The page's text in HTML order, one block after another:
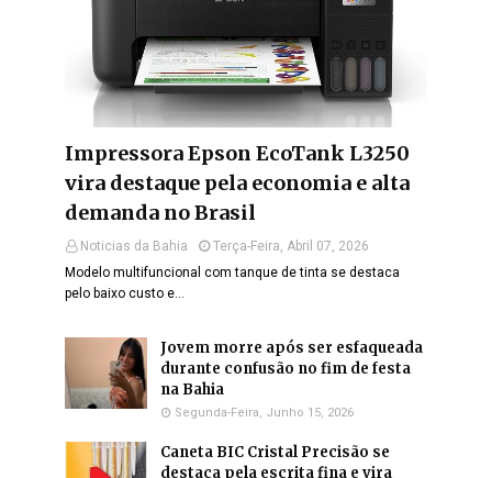
Impressora Epson EcoTank L3250
vira destaque pela economia e alta
demanda no Brasil
Noticias da Bahia
Terça-Feira, Abril 07, 2026
Modelo multifuncional com tanque de tinta se destaca
pelo baixo custo e…
Jovem morre após ser esfaqueada
durante confusão no fim de festa
na Bahia
Segunda-Feira, Junho 15, 2026
Caneta BIC Cristal Precisão se
destaca pela escrita fina e vira